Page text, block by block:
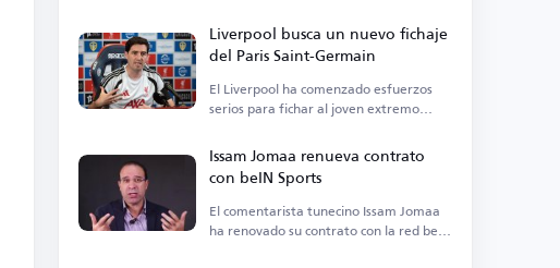
Liverpool busca un nuevo fichaje
del Paris Saint-Germain
El Liverpool ha comenzado esfuerzos
serios para fichar al joven extremo
Issam Jomaa renueva contrato
con beIN Sports
El comentarista tunecino Issam Jomaa
ha renovado su contrato con la red beIN